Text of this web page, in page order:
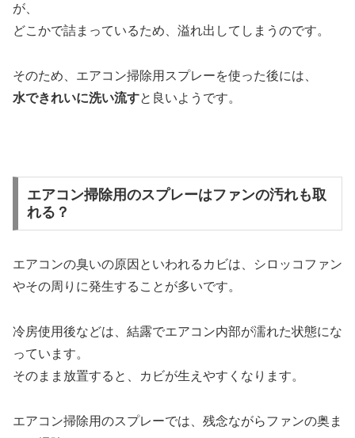
が、
どこかで詰まっているため、溢れ出してしまうのです。
そのため、エアコン掃除用スプレーを使った後には、
水できれいに洗い流すと良いようです。
エアコン掃除用のスプレーはファンの汚れも取
れる？
エアコンの臭いの原因といわれるカビは、シロッコファン
やその周りに発生することが多いです。
冷房使用後などは、結露でエアコン内部が濡れた状態にな
っています。
そのまま放置すると、カビが生えやすくなります。
エアコン掃除用のスプレーでは、残念ながらファンの奥ま